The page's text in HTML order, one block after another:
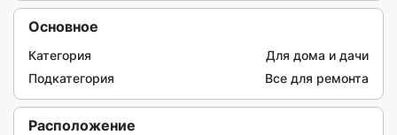
Основное
Категория
Для дома и дачи
Подкатегория
Все для ремонта
Расположение